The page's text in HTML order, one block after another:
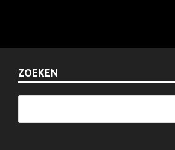
ZOEKEN